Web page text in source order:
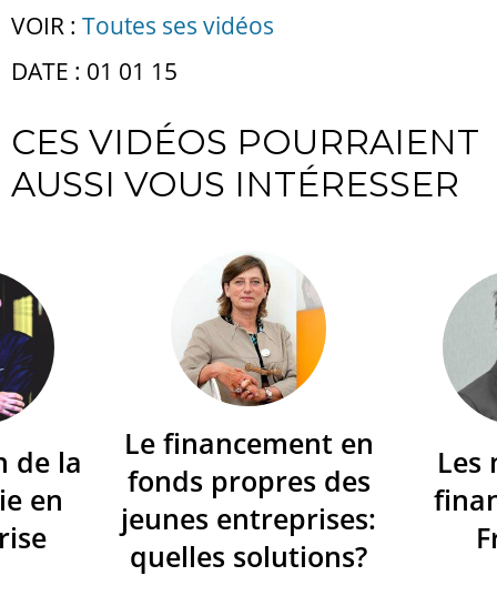
VOIR : Toutes ses vidéos
DATE : 01 01 15
CES VIDÉOS POURRAIENT
AUSSI VOUS INTÉRESSER
de la
en
Le financement en
fonds propres des
jeunes entreprises:
quelles solutions?
Les